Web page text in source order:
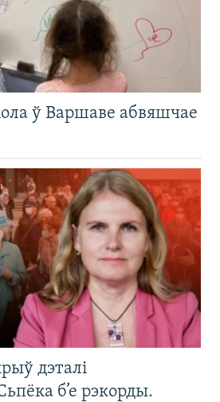
ў Варшаве абвяшчае
дэталі
б’е рэкорды.